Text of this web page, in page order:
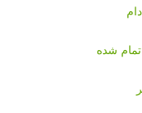
شده